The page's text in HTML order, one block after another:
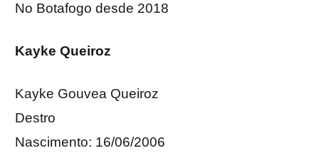
No Botafogo desde 2018
Kayke Queiroz
Kayke Gouvea Queiroz
Destro
Nascimento: 16/06/2006